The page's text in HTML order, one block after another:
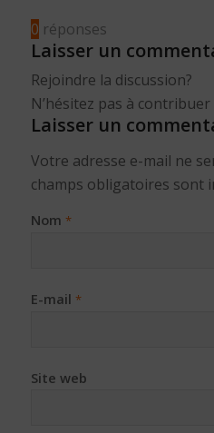
0 réponses
Laisser un
Rejoindre la discussion?
N’hésitez pas à contribuer
Laisser un
Votre adresse e-mail ne
champs obligatoires sont
Nom *
E-mail *
Site web